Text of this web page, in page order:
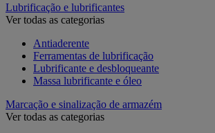
Lubrificação e lubrificantes
Ver todas as categorias
Antiaderente
Ferramentas de lubrificação
Lubrificante e desbloqueante
Massa lubrificante e óleo
Marcação e sinalização de armazém
Ver todas as categorias